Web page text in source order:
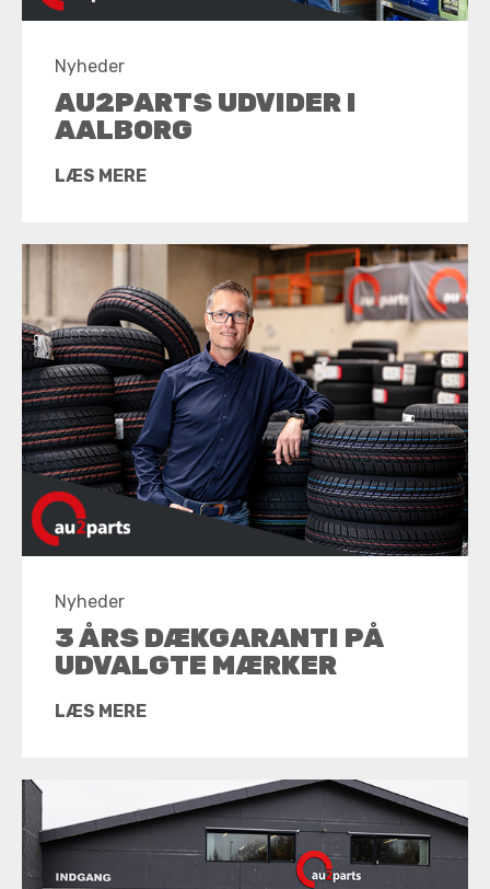
Nyheder
AU2PARTS UDVIDER I
AALBORG
LÆS MERE
Nyheder
3 ÅRS DÆKGARANTI PÅ
UDVALGTE MÆRKER
LÆS MERE